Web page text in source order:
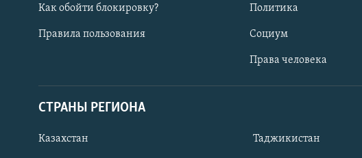
Как обойти блокировку?
Правила пользования
Политика
Социум
Права человека
СТРАНЫ РЕГИОНА
Казахстан Таджикистан